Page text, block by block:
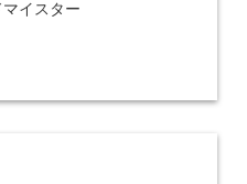
イスター